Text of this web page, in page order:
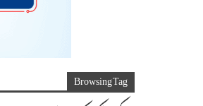
Browsing Tag